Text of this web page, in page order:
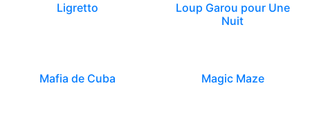
Ligretto
Loup Garou pour Une
Nuit
Mafia de Cuba Magic Maze